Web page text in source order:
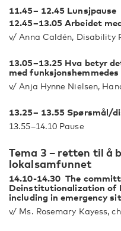
11.45– 12.45 Lunsjpause
12.45–13.05 Arbeidet
v/ Anna Caldén, Disability
13.05–13.25 Hva betyr
med
v/ Anja Hynne Nielsen,
13.25– 13.55 Spørsmål/
13.55–14.10 Pause
Tema 3 – retten til å
lokalsamfunnet
14.10-14.30 The
Deinstitutionalization of
including in emergency
v/ Ms. Rosemary Kayess,